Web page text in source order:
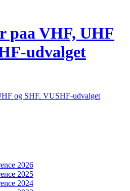
paa VHF, UHF
udvalget
2026
2025
2024